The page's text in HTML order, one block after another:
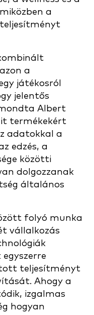
a
a
játékosról
jelentős
Albert
termékekért
adatokkal a
edzés, a
közötti
dolgozzanak
általános
folyó munka
vállalkozás
teljesítményt
Ahogy a
izgalmas
hogyan